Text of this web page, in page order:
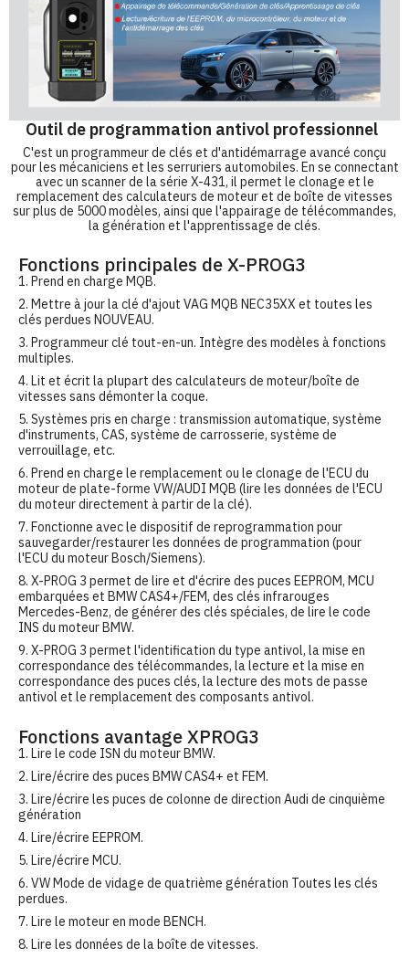
Outil de programmation antivol professionnel
C'est un programmeur de clés et d'antidémarrage avancé conçu
pour les mécaniciens et les serruriers automobiles. En se connectant
avec un scanner de la série X-431, il permet le clonage et le
remplacement des calculateurs de moteur et de boîte de vitesses
sur plus de 5000 modèles, ainsi que l'appairage de télécommandes,
la génération et l'apprentissage de clés.
Fonctions principales de X-PROG3
1. Prend en charge MQB.
2. Mettre à jour la clé d'ajout VAG MQB NEC35XX et toutes les
clés perdues NOUVEAU.
3. Programmeur clé tout-en-un. Intègre des modèles à fonctions
multiples.
4. Lit et écrit la plupart des calculateurs de moteur/boîte de
vitesses sans démonter la coque.
5. Systèmes pris en charge : transmission automatique, système
d'instruments, CAS, système de carrosserie, système de
verrouillage, etc.
6. Prend en charge le remplacement ou le clonage de l'ECU du
moteur de plate-forme VW/AUDI MQB (lire les données de l'ECU
du moteur directement à partir de la clé).
7. Fonctionne avec le dispositif de reprogrammation pour
sauvegarder/restaurer les données de programmation (pour
l'ECU du moteur Bosch/Siemens).
8. X-PROG 3 permet de lire et d'écrire des puces EEPROM, MCU
embarquées et BMW CAS4+/FEM, des clés infrarouges
Mercedes-Benz, de générer des clés spéciales, de lire le code
INS du moteur BMW.
9. X-PROG 3 permet l'identification du type antivol, la mise en
correspondance des télécommandes, la lecture et la mise en
correspondance des puces clés, la lecture des mots de passe
antivol et le remplacement des composants antivol.
Fonctions avantage XPROG3
1. Lire le code ISN du moteur BMW.
2. Lire/écrire des puces BMW CAS4+ et FEM.
3. Lire/écrire les puces de colonne de direction Audi de cinquième
génération
4. Lire/écrire EEPROM.
5. Lire/écrire MCU.
6. VW Mode de vidage de quatrième génération Toutes les clés
perdues.
7. Lire le moteur en mode BENCH.
8. Lire les données de la boîte de vitesses.